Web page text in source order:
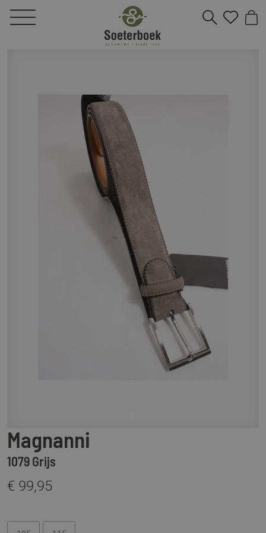
Magnanni
1079 Grijs
€ 99,95